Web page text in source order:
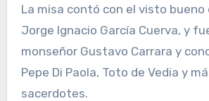
La misa contó con el visto bueno
Jorge Ignacio García Cuerva, y
monseñor Gustavo Carrara y
Pepe Di Paola, Toto de Vedia y
sacerdotes.